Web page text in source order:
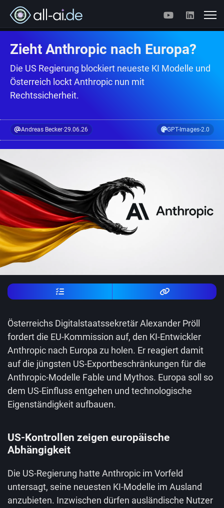
Zieht Anthropic nach Europa?
Die US Regierung blockiert neueste KI Modelle und
Österreich lockt Anthropic nun mit
Rechtssicherheit.
Andreas Becker·29.06.26 GPT-Images-2.0
Österreichs Digitalstaatssekretär Alexander Pröll
fordert die EU-Kommission auf, den KI-Entwickler
Anthropic nach Europa zu holen. Er reagiert damit
auf die jüngsten US-Exportbeschränkungen für die
Anthropic-Modelle Fable und Mythos. Europa soll so
dem US-Einfluss entgehen und technologische
Eigenständigkeit aufbauen.
US-Kontrollen zeigen europäische
Abhängigkeit
Die US-Regierung hatte Anthropic im Vorfeld
untersagt, seine neuesten KI-Modelle im Ausland
anzubieten. Inzwischen dürfen ausländische Nutzer